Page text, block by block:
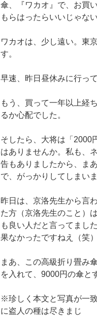
傘、『ワカオ』で、お買
もらはったらいいじゃな
ワカオは、少し遠い。東
す。
早速、昨日昼休みに行っ
もう、買って一年以上経
るか心配でした。
そしたら、大将は「2000
はありませんか。私も、
告もありましたから、ま
で、がっかりしてしまい
昨日は、京洛先生から言
た方（京洛先生のこと）
も良い人だと言ってまし
果なかったですねえ（笑）
まあ、この高級折り畳み
を入れて、9000円の傘と
※珍しく本文と写真が一
に盗人の種は尽きまじ